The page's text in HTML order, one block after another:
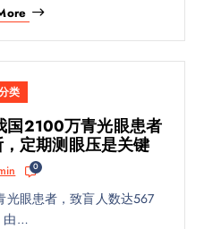
类
国2100万青光眼患者
定期测眼压是关键
0
光眼患者，致盲人数达567
由…